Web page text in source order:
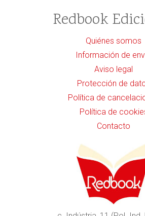
Redbook
Quiénes somos
Información de
Aviso legal
Protección de
Política de
Política de
Contacto